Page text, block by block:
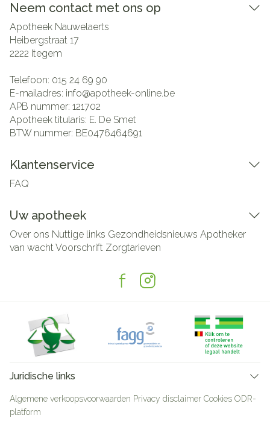
Neem contact met ons op
Apotheek Nauwelaerts
Heibergstraat 17
2222 Itegem
Telefoon: 015 24 69 90
E-mailadres: info@apotheek-online.be
APB nummer: 121702
Apotheek titularis: E. De Smet
BTW nummer: BE0476464691
Klantenservice
FAQ
Uw apotheek
Over ons Nuttige links Gezondheidsnieuws Apotheker
van wachtVoorschrift Zorgtarieven
Juridische links
Algemene verkoopsvoorwaarden Privacy disclaimer Cookies ODR-
platform